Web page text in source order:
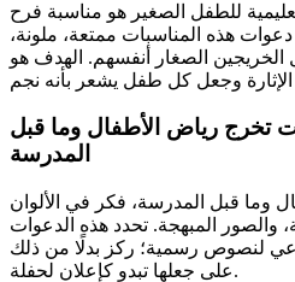
للطفل الصغير هو مناسبة فرح
دعوات هذه المناسبات ممتعة، ملونة،
الخريجين الصغار أنفسهم. الهدف هو
تخرج رياض الأطفال وما قبل
المدرسة
وما قبل المدرسة، فكر في الألوان
والصور المبهجة. تحدد هذه الدعوات
داعي لنصوص رسمية؛ ركز بدلًا من ذلك
على جعلها تبدو كإعلان لحفلة.